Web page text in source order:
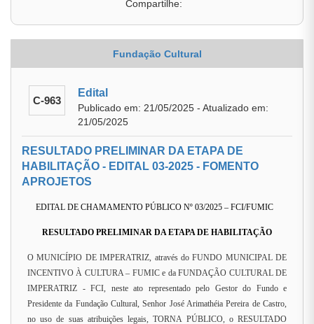
Compartilhe:
Fundação Cultural
C-963
Edital
Publicado em: 21/05/2025 - Atualizado em:
21/05/2025
RESULTADO PRELIMINAR DA ETAPA DE
HABILITAÇÃO - EDITAL 03-2025 - FOMENTO
APROJETOS
EDITAL DE CHAMAMENTO PÚBLICO Nº 03/2025 – FCI/FUMIC
RESULTADO PRELIMINAR DA ETAPA DE HABILITAÇÃO
O MUNICÍPIO DE IMPERATRIZ, através do FUNDO MUNICIPAL DE
INCENTIVO À CULTURA – FUMIC e da FUNDAÇÃO CULTURAL DE
IMPERATRIZ - FCI, neste ato representado pelo Gestor do Fundo e
Presidente da Fundação Cultural, Senhor José Arimathéia Pereira de Castro,
no uso de suas atribuições legais, TORNA PÚBLICO, o RESULTADO